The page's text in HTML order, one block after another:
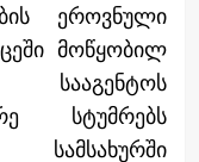
ეროვნული
მოწყობილ
სააგენტოს
სტუმრებს